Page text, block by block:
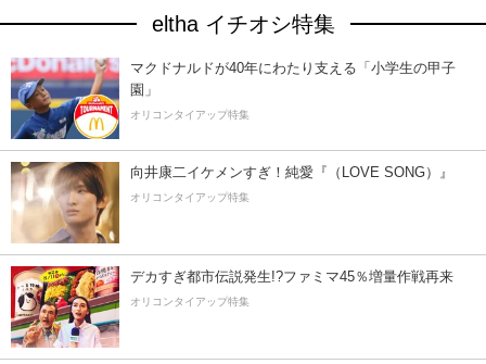
eltha イチオシ特集
マクドナルドが40年にわたり支える「小学生の甲子
園」
オリコンタイアップ特集
向井康二イケメンすぎ！純愛『（LOVE SONG）』
オリコンタイアップ特集
デカすぎ都市伝説発生!?ファミマ45％増量作戦再来
オリコンタイアップ特集